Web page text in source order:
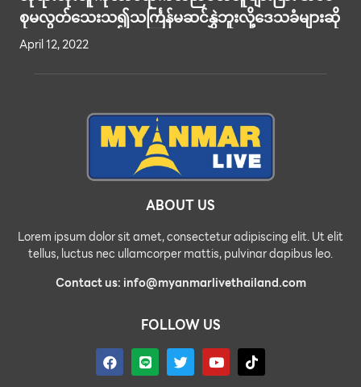
စုမလွတ်သေးသ၍သင်္ကြန်မဆင်နွှဲဘူးလို့ဒေသခံများဆို
April 12, 2022
ABOUT US
Lorem ipsum dolor sit amet, consectetur adipiscing elit. Ut elit
tellus, luctus nec ullamcorper mattis, pulvinar dapibus leo.
Contact us: info@myanmarlivethailand.com
FOLLOW US